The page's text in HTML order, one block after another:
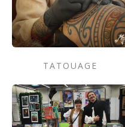
TATOUAGE